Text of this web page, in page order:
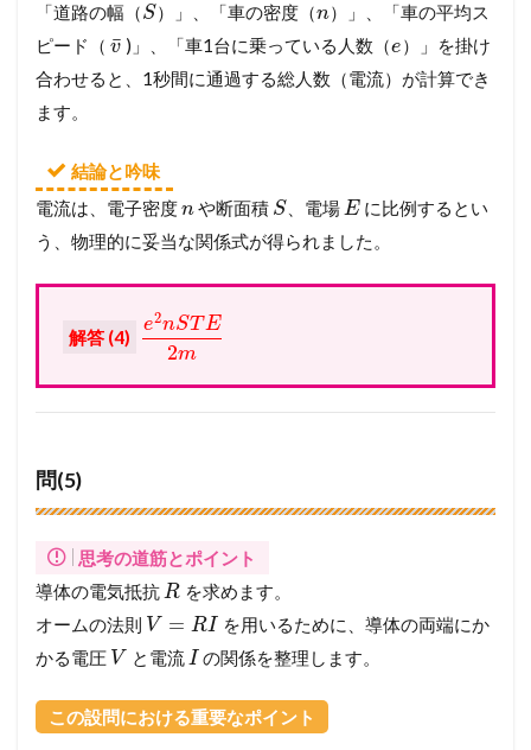
「道路の幅（S）」、「車の密度（n）」、「車の平均ス
ピード（ v
¯ )」、「車1台に乗っている人数（e）」を掛け
合わせると、1秒間に通過する総人数（電流）が計算でき
ます。
結論と吟味
電流は、電子密度nや断面積 S 、電場Eに比例するとい
う、物理的に妥当な関係式が得られました。
解答 (4)
e2nST E
2m
問(5)
思考の道筋とポイント
導体の電気抵抗R を求めます。
オームの法則 V = RI を用いるために、導体の両端にか
かる電圧 V と電流I の関係を整理します。
この設問における重要なポイント